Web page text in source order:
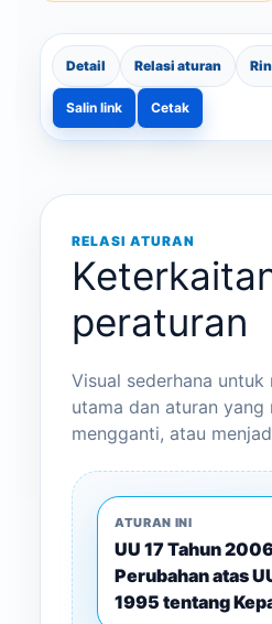
Detail Relasi aturan
Salin link Cetak
RELASI ATURAN
peraturan
Visual sederhana untuk
utama dan aturan yang
mengganti, atau
ATURAN INI
UU 17 Tahun
Perubahan atas
1995 tentang